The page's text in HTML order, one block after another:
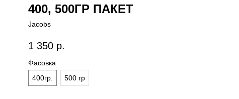
400, 500ГР ПАКЕТ
Jacobs
1 350 р.
Фасовка
400гр.
500 гр